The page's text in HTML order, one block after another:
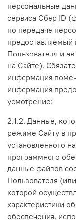
персональные
сервиса Сбер ID
по передаче
предоставляемый
Пользователя и
на Сайте).
информация
информация
усмотрение;
2.1.2. Данные,
режиме Сайту в
установленного
программного
данные файлов
Пользователя
которой
характеристики
обеспечения,